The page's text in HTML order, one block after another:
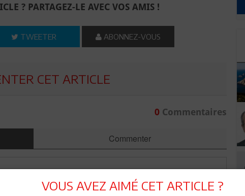
? PARTAGEZ-LE AVEC VOS AMIS !
TWEETER ABONNEZ-VOUS
CET ARTICLE
0Commentaires
Commenter
VOUS AVEZ AIMÉ CET ARTICLE ?